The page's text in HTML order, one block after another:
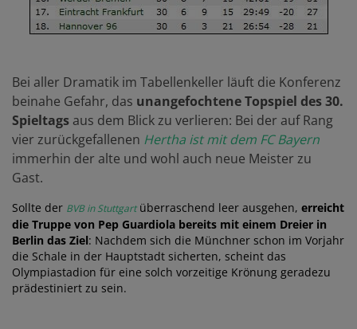
Bei aller Dramatik im Tabellenkeller läuft die Konferenz
beinahe Gefahr, das unangefochtene Topspiel des 30.
Spieltags aus dem Blick zu verlieren: Bei der auf Rang
vier zurückgefallenen Hertha ist mit dem FC Bayern
immerhin der alte und wohl auch neue Meister zu
Gast.
Sollte der BVB in Stuttgartüberraschend leer ausgehen, erreicht
die Truppe von Pep Guardiola bereits mit einem Dreier in
Berlin das Ziel: Nachdem sich die Münchner schon im Vorjahr
die Schale in der Hauptstadt sicherten, scheint das
Olympiastadion für eine solch vorzeitige Krönung geradezu
prädestiniert zu sein.